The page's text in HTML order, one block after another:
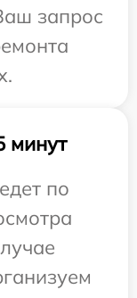
запрос
минут
по